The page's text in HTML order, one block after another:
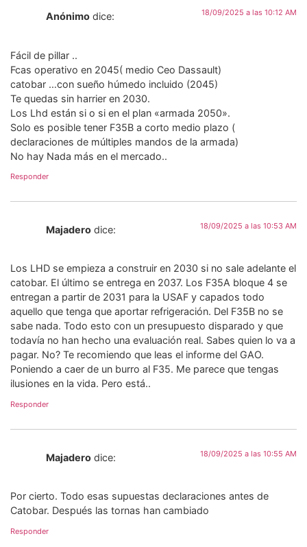
Anónimo dice: 18/09/2025 a las 10:12 AM
Fácil de pillar ..
Fcas operativo en 2045( medio Ceo Dassault)
catobar …con sueño húmedo incluido (2045)
Te quedas sin harrier en 2030.
Los Lhd están si o si en el plan «armada 2050».
Solo es posible tener F35B a corto medio plazo (
declaraciones de múltiples mandos de la armada)
No hay Nada más en el mercado..
Responder
Majadero dice: 18/09/2025 a las 10:53 AM
Los LHD se empieza a construir en 2030 si no sale adelante el
catobar. El último se entrega en 2037. Los F35A bloque 4 se
entregan a partir de 2031 para la USAF y capados todo
aquello que tenga que aportar refrigeración. Del F35B no se
sabe nada. Todo esto con un presupuesto disparado y que
todavía no han hecho una evaluación real. Sabes quien lo va a
pagar. No? Te recomiendo que leas el informe del GAO.
Poniendo a caer de un burro al F35. Me parece que tengas
ilusiones en la vida. Pero está..
Responder
Majadero dice: 18/09/2025 a las 10:55 AM
Por cierto. Todo esas supuestas declaraciones antes de
Catobar. Después las tornas han cambiado
Responder